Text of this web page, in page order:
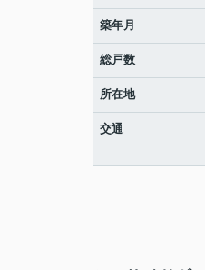
築年月
総戸数
所在地
交通